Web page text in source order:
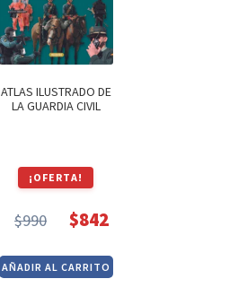
ATLAS ILUSTRADO DE
LA GUARDIA CIVIL
¡OFERTA!
$990
precio
original
$842
precio
actual
AÑADIR AL CARRITO